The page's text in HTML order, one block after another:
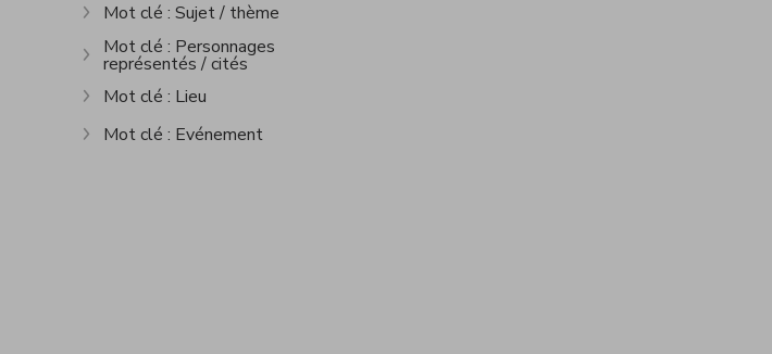
Show more
Mot clé : Sujet / thème
Show more
Mot clé : Personnages
représentés / cités
Show more
Mot clé : Lieu
Show more
Mot clé : Evénement